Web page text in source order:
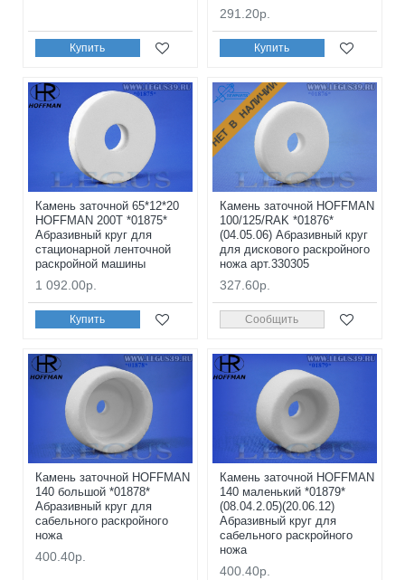
Купить
291.20р.
Купить
Камень заточной 65*12*20
HOFFMAN 200T *01875*
Абразивный круг для
стационарной ленточной
раскройной машины
1 092.00р.
Купить
НЕТ В НАЛИЧИИ
Камень заточной HOFFMAN
100/125/RAK *01876*
(04.05.06) Абразивный круг
для дискового раскройного
ножа арт.330305
327.60р.
Сообщить
Камень заточной HOFFMAN
140 большой *01878*
Абразивный круг для
сабельного раскройного
ножа
400.40р.
Камень заточной HOFFMAN
140 маленький *01879*
(08.04.2.05)(20.06.12)
Абразивный круг для
сабельного раскройного
ножа
400.40р.